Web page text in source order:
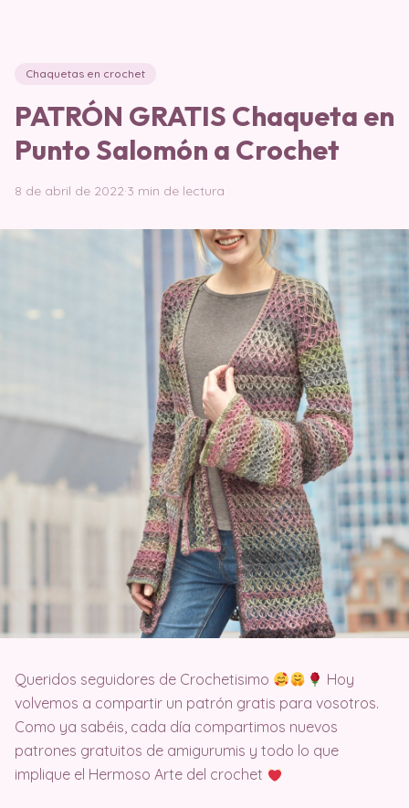
Chaquetas en crochet
PATRÓN GRATIS Chaqueta en
Punto Salomón a Crochet
8 de abril de 2022·3 min de lectura
Queridos seguidores de Crochetisimo
Hoy
volvemos a compartir un patrón gratis para vosotros.
Como ya sabéis, cada día compartimos nuevos
patrones gratuitos de amigurumis y todo lo que
implique el Hermoso Arte del crochet